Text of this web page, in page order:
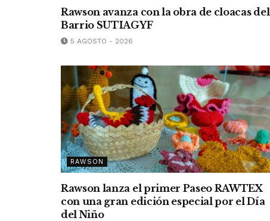
Rawson avanza con la obra de cloacas del
Barrio SUTIAGYF
5 AGOSTO - 2026
RAWSON
Rawson lanza el primer Paseo RAWTEX
con una gran edición especial por el Día
del Niño